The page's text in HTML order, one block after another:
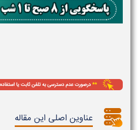
عناوین اصلی این مقاله